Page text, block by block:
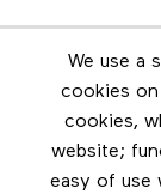
We use a
cookies
cookies,
website;
easy of use
Stay in
Footer